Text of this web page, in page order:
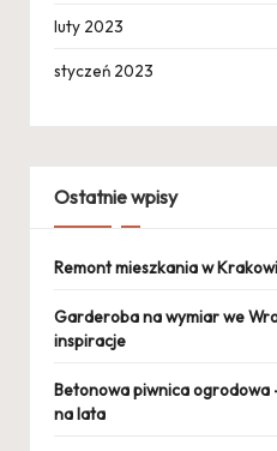
luty 2023
styczeń 2023
Ostatnie wpisy
Remont mieszkania w
Garderoba na wymiar we
inspiracje
Betonowa piwnica
na lata